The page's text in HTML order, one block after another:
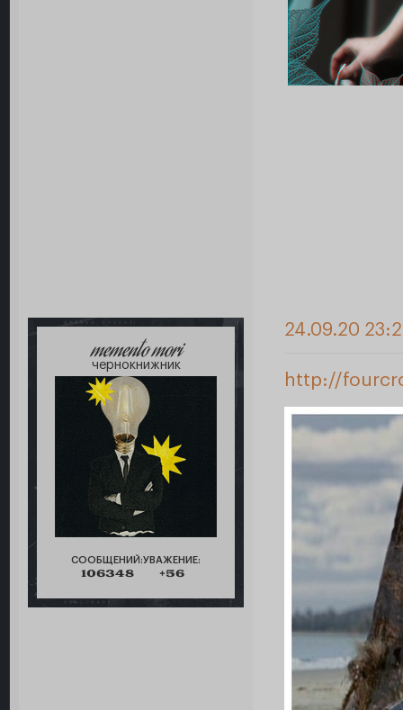
memento mori
чернокнижник
СООБЩЕНИЙ:
106348
УВАЖЕНИЕ:
+56
24.09.20
http://